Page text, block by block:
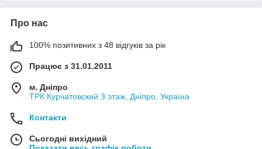
Про нас
100% позитивних з 48 відгуків за рік
Працює з 31.01.2011
м. Дніпро
ТРК Курчатовский 3 этаж, Дніпро, Україна
Контакти
Сьогодні вихідний